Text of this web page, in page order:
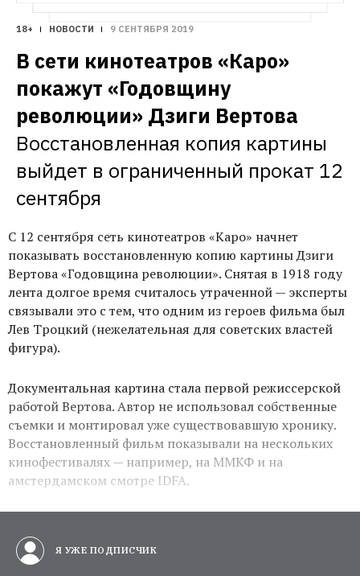
18+ НОВОСТИ 9 СЕНТЯБРЯ 2019
В сети кинотеатров «Каро»
покажут «Годовщину
революции» Дзиги Вертова
Восстановленная копия картины
выйдет в ограниченный прокат 12
сентября
С 12 сентября сеть кинотеатров «Каро» начнет
показывать восстановленную копию картины Дзиги
Вертова «Годовщина революции». Снятая в 1918 году
лента долгое время считалось утраченной — эксперты
связывали это с тем, что одним из героев фильма был
Лев Троцкий (нежелательная для советских властей
фигура).
Документальная картина стала первой режиссерской
работой Вертова. Автор не использовал собственные
съемки и монтировал уже существовавшую хронику.
Восстановленный фильм показывали на нескольких
кинофестивалях — например, на ММКФ и на
амстердамском смотре IDFA.
Я УЖЕ ПОДПИСЧИК